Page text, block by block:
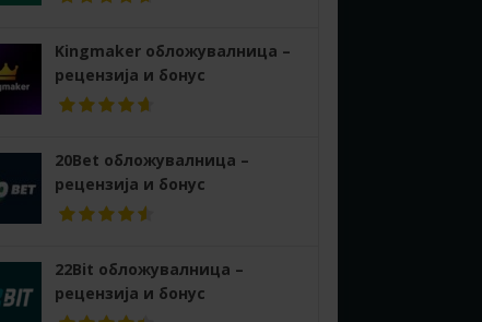
Kingmaker обложувалница –
рецензија и бонус
20Bet обложувалница –
рецензија и бонус
22Bit обложувалница –
рецензија и бонус